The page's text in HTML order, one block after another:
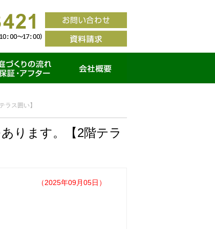
ラス囲い】
ります。【2階テラ
（2025年09月05日）